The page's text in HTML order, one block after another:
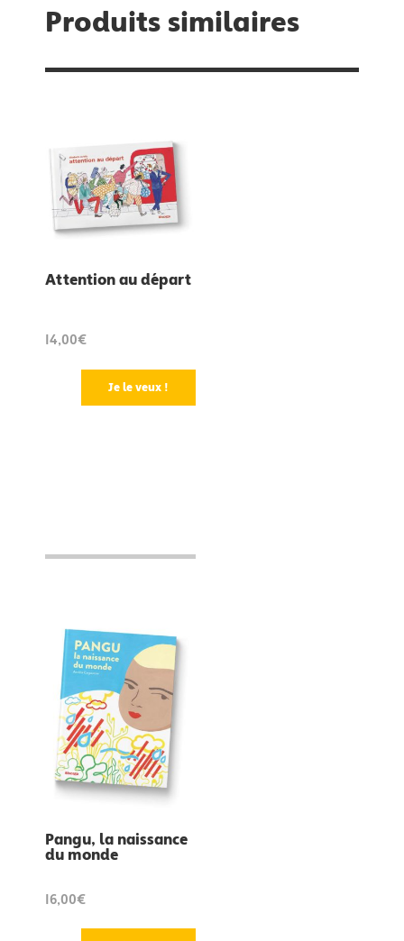
Produits similaires
Attention au départ
14,00€
Je le veux !
Pangu, la naissance
du monde
16,00€